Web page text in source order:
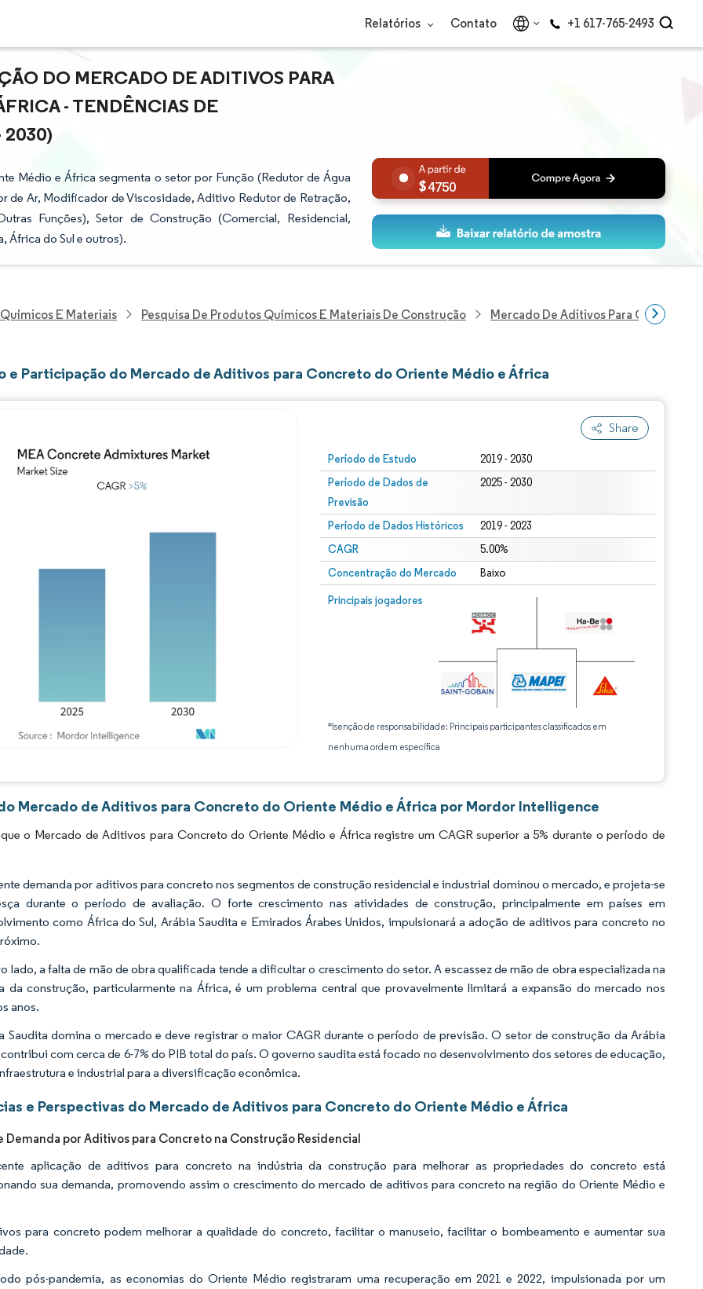
Relatórios Contato +1 617-765-2493
DO MERCADO DE ADITIVOS PARA
- TENDÊNCIAS DE
2030)
Médio e África segmenta o setor por Função (Redutor de Água
de Ar, Modificador de Viscosidade, Aditivo Redutor de Retração,
Funções), Setor de Construção (Comercial, Residencial,
África do Sul e outros).
4750
E Materiais Pesquisa De Produtos Químicos E Materiais De Construção Mercado De Aditivos Para Concreto
e Participação do Mercado de Aditivos para Concreto do Oriente Médio e África
Share
Período de Estudo 2019 - 2030
Período de Dados de
Previsão
2025 - 2030
Período de Dados Históricos 2019 - 2023
CAGR 5.00%
Concentração do Mercado Baixo
Principais jogadores
*Isenção de responsabilidade: Principais participantes classificados em
nenhuma ordem específica
Mercado de Aditivos para Concreto do Oriente Médio e África por Mordor Intelligence
que o Mercado de Aditivos para Concreto do Oriente Médio e África registre um CAGR superior a 5% durante o período de
demanda por aditivos para concreto nos segmentos de construção residencial e industrial dominou o mercado, e projeta-se
durante o período de avaliação. O forte crescimento nas atividades de construção, principalmente em países em
como África do Sul, Arábia Saudita e Emirados Árabes Unidos, impulsionará a adoção de aditivos para concreto no
lado, a falta de mão de obra qualificada tende a dificultar o crescimento do setor. A escassez de mão de obra especializada na
da construção, particularmente na África, é um problema central que provavelmente limitará a expansão do mercado nos
anos.
Saudita domina o mercado e deve registrar o maior CAGR durante o período de previsão. O setor de construção da Arábia
com cerca de 6-7% do PIB total do país. O governo saudita está focado no desenvolvimento dos setores de educação,
e industrial para a diversificação econômica.
e Perspectivas do Mercado de Aditivos para Concreto do Oriente Médio e África
Demanda por Aditivos para Concreto na Construção Residencial
aplicação de aditivos para concreto na indústria da construção para melhorar as propriedades do concreto está
sua demanda, promovendo assim o crescimento do mercado de aditivos para concreto na região do Oriente Médio e
para concreto podem melhorar a qualidade do concreto, facilitar o manuseio, facilitar o bombeamento e aumentar sua
pós-pandemia, as economias do Oriente Médio registraram uma recuperação em 2021 e 2022, impulsionada por um